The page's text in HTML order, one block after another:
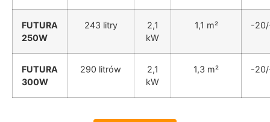
FUTURA
250W
243 litry
2,1
kW
1,1 m² -
FUTURA
300W
290 litrów
2,1
kW
1,3 m² -